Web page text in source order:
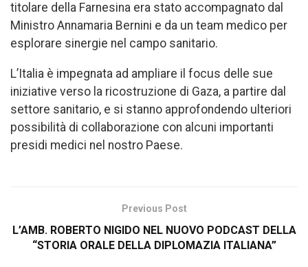
titolare della Farnesina era stato accompagnato dal
Ministro Annamaria Bernini e da un team medico per
esplorare sinergie nel campo sanitario.
L’Italia è impegnata ad ampliare il focus delle sue
iniziative verso la ricostruzione di Gaza, a partire dal
settore sanitario, e si stanno approfondendo ulteriori
possibilità di collaborazione con alcuni importanti
presidi medici nel nostro Paese.
Previous Post
L’AMB. ROBERTO NIGIDO NEL NUOVO PODCAST DELLA
“STORIA ORALE DELLA DIPLOMAZIA ITALIANA”